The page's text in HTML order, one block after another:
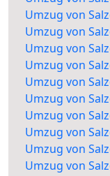
Umzug von
Umzug von
Umzug von
Umzug von
Umzug von
Umzug von
Umzug von
Umzug von
Umzug von
Umzug von